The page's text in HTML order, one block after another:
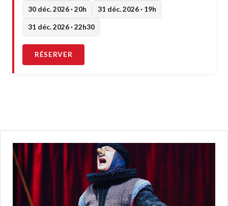
30 déc. 2026 · 20h 31 déc. 2026 · 19h
31 déc. 2026 · 22h30
RÉSERVER